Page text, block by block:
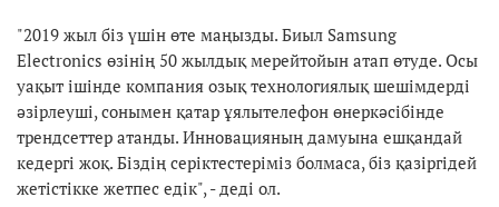
"2019 жыл біз үшін өте маңызды. Биыл Samsung
Electronics өзінің 50 жылдық мерейтойын атап өтуде. Осы
уақыт ішінде компания озық технологиялық шешімдерді
әзірлеуші, сонымен қатар ұялытелефон өнеркәсібінде
трендсеттер атанды. Инновацияның дамуына ешқандай
кедергі жоқ. Біздің серіктестеріміз болмаса, біз қазіргідей
жетістікке жетпес едік", - деді ол.